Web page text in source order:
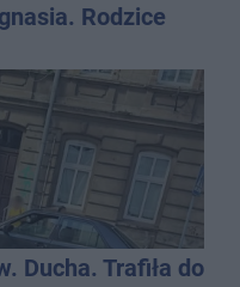
Rodzice
Ducha. Trafiła do